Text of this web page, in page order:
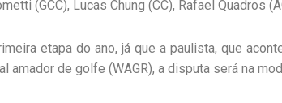
(GCC), Lucas Chung (CC), Rafael Quadros
etapa do ano, já que a paulista, que
amador de golfe (WAGR), a disputa será na